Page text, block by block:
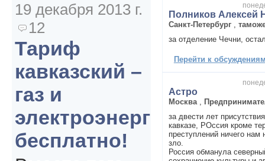
Полников Алексей
Санкт-Петербург
за отделение Чечни,
Перейти к
Астро
Москва
за двести лет
кавказе, РОссия кроме
преступлений ничего
зло.
Россия обманула
19 декабря 2013 г.
12
Тариф
кавказский –
газ и
электроэнергия
бесплатно!